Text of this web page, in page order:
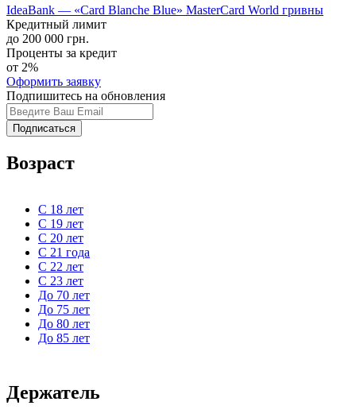
IdeaBank — «Card Blanche Blue» MasterCard World гривны
Кредитный лимит
до 200 000 грн.
Проценты за кредит
от 2%
Оформить заявку
Подпишитесь на обновления
Подписаться
Возраст
С 18 лет
С 19 лет
С 20 лет
С 21 года
С 22 лет
С 23 лет
До 70 лет
До 75 лет
До 80 лет
До 85 лет
Держатель